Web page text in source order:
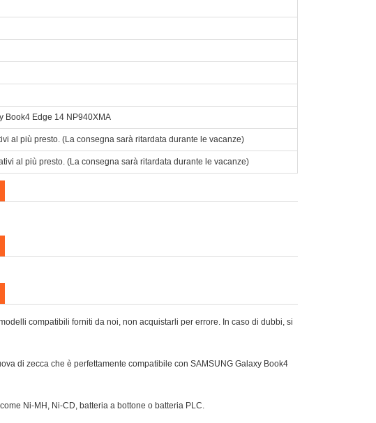
Book4 Edge 14 NP940XMA
al più presto. (La consegna sarà ritardata durante le vacanze)
al più presto. (La consegna sarà ritardata durante le vacanze)
compatibili forniti da noi, non acquistarli per errore. In caso di dubbi, si
di zecca che è perfettamente compatibile con SAMSUNG Galaxy Book4
Ni-MH, Ni-CD, batteria a bottone o batteria PLC.